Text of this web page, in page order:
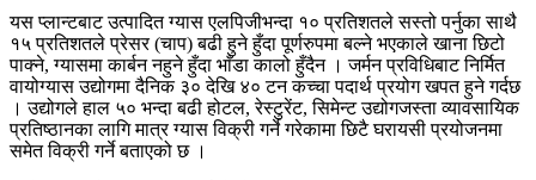
यस प्लान्टबाट उत्पादित ग्यास एलपिजीभन्दा १० प्रतिशतले सस्तो पर्नुका साथै
१५ प्रतिशतले प्रेसर (चाप) बढी हुने हुँदा पूर्णरुपमा बल्ने भएकाले खाना छिटो
पाक्ने, ग्यासमा कार्बन नहुने हुँदा भाँडा कालो हुँदैन । जर्मन प्रविधिबाट निर्मित
वायोग्यास उद्योगमा दैनिक ३० देखि ४० टन कच्चा पदार्थ प्रयोग खपत हुने गर्दछ
। उद्योगले हाल ५० भन्दा बढी होटल, रेस्टुरेंट, सिमेन्ट उद्योगजस्ता व्यावसायिक
प्रतिष्ठानका लागि मात्र ग्यास विक्री गर्ने गरेकामा छिटै घरायसी प्रयोजनमा
समेत विक्री गर्ने बताएको छ ।